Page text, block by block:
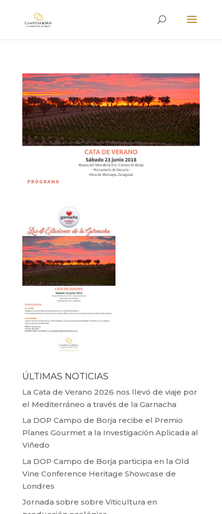
ÚLTIMAS NOTICIAS
La Cata de Verano 2026 nos llevó de viaje por
el Mediterráneo a través de la Garnacha
La DOP Campo de Borja recibe el Premio
Planes Gourmet a la Investigación Aplicada al
Viñedo
La DOP Campo de Borja participa en la Old
Vine Conference Heritage Showcase de
Londres
Jornada sobre sobre Viticultura en